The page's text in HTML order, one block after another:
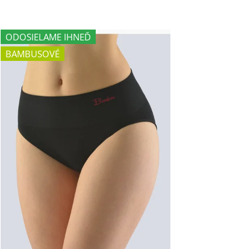
ODOSIELAME IHNEĎ
BAMBUSOVÉ